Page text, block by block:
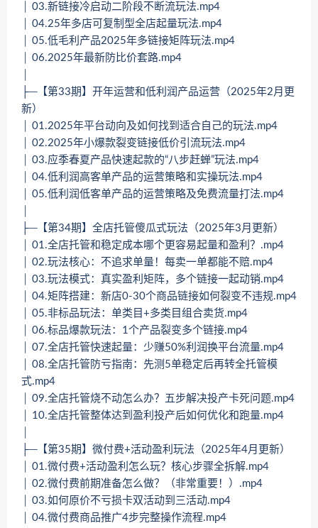
│ 03.新链接冷启动二阶段不断流玩法.mp4
│ 04.25年多店可复制型全店起量玩法.mp4
│ 05.低毛利产品2025年多链接矩阵玩法.mp4
│ 06.2025年最新防比价套路.mp4
├─【第33期】开年运营和低利润产品运营（2025年2月更
新）
│ 01.2025年平台动向及如何找到适合自己的玩法.mp4
│ 02.2025年小爆款裂变链接低价引流玩法.mp4
│ 03.应季春夏产品快速起款的“八步赶蝉”玩法.mp4
│ 04.低利润高客单产品的运营策略和实操玩法.mp4
│ 05.低利润低客单产品的运营策略及免费流量打法.mp4
├─【第34期】全店托管傻瓜式玩法（2025年3月更新）
│ 01.全店托管和稳定成本哪个更容易起量和盈利？.mp4
│ 02.玩法核心：不追求单量！每卖一单都能不赔.mp4
│ 03.玩法模式：真实盈利矩阵，多个链接一起动销.mp4
│ 04.矩阵搭建：新店0-30个商品链接如何裂变不违规.mp4
│ 05.非标品玩法：单类目+多类目组合卖货.mp4
│ 06.标品爆款玩法：1个产品裂变多个链接.mp4
│ 07.全店托管快速起量：少赚50%利润换平台流量.mp4
│ 08.全店托管防亏指南：先测5单稳定后再转全托管模
式.mp4
│ 09.全店托管烧不动怎么办？五步解决投产卡死问题.mp4
│ 10.全店托管整体达到盈利投产后如何优化和跑量.mp4
├─【第35期】微付费+活动盈利玩法（2025年4月更新）
│ 01.微付费+活动盈利怎么玩？核心步骤全拆解.mp4
│ 02.微付费前期准备怎么做？（非常重要！）.mp4
│ 03.如何原价不亏损卡双活动到三活动.mp4
│ 04.微付费商品推广4步完整操作流程.mp4